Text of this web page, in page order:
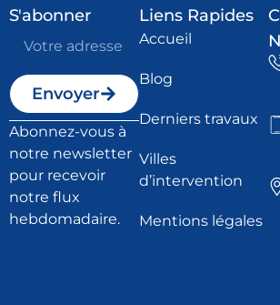
S'abonner
Envoyer
Abonnez-vous à
notre newsletter
pour recevoir
notre flux
hebdomadaire.
Liens Rapides
Accueil
Blog
Derniers travaux
Villes
d’intervention
Mentions légales